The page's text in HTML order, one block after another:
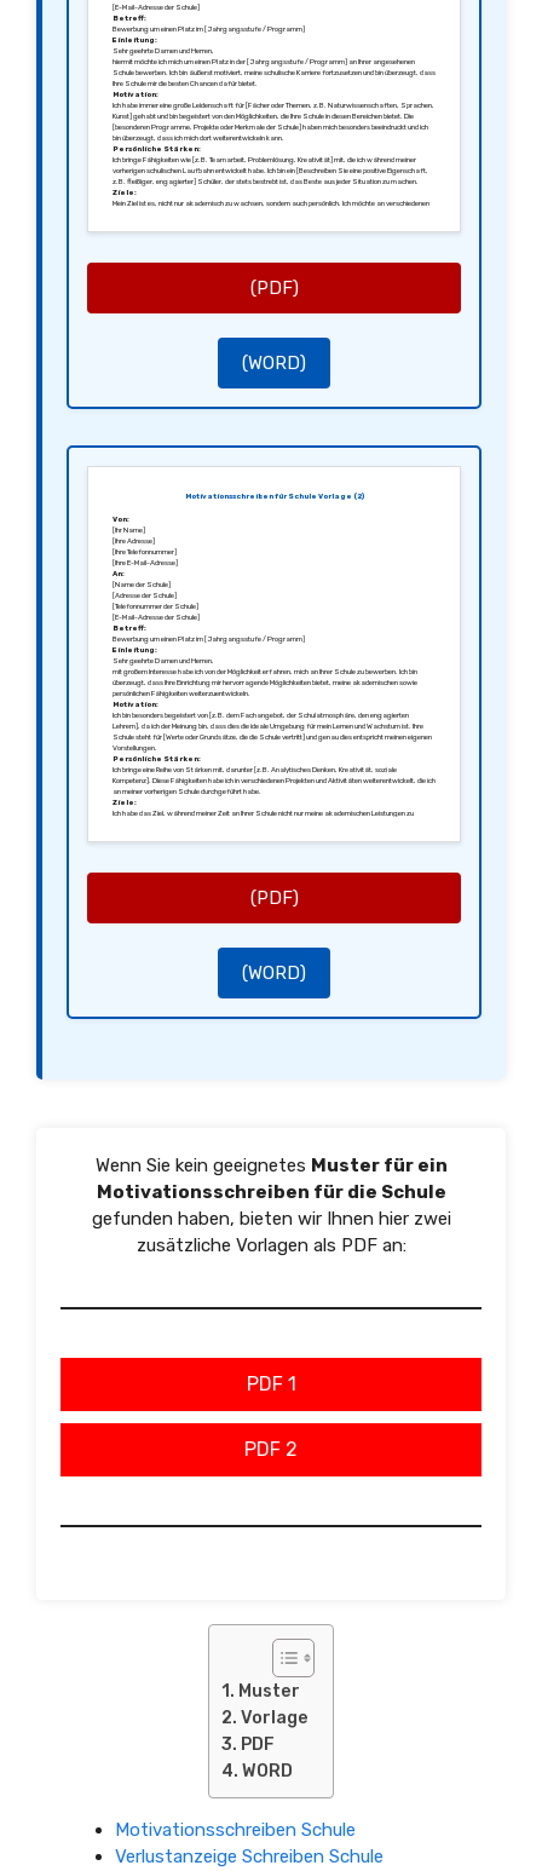
[E-Mail-Adresse der Schule]
Betreff:
Bewerbung um einen Platz im [Jahrgangsstufe / Programm]
Einleitung:
Sehr geehrte Damen und Herren,
hiermit möchte ich mich um einen Platz in der [Jahrgangsstufe / Programm] an Ihrer angesehenen
Schule bewerben. Ich bin äußerst motiviert, meine schulische Karriere fortzusetzen und bin überzeugt, dass
Ihre Schule mir die besten Chancen dafür bietet.
Motivation:
Ich habe immer eine große Leidenschaft für [Fächer oder Themen, z.B. Naturwissenschaften, Sprachen,
Kunst] gehabt und bin begeistert von den Möglichkeiten, die Ihre Schule in diesen Bereichen bietet. Die
[besonderen Programme, Projekte oder Merkmale der Schule] haben mich besonders beeindruckt und ich
bin überzeugt, dass ich mich dort weiterentwickeln kann.
Persönliche Stärken:
Ich bringe Fähigkeiten wie [z.B. Teamarbeit, Problemlösung, Kreativität] mit, die ich während meiner
vorherigen schulischen Laufbahn entwickelt habe. Ich bin ein [Beschreiben Sie eine positive Eigenschaft,
z.B. fleißiger, engagierter] Schüler, der stets bestrebt ist, das Beste aus jeder Situation zu machen.
Ziele:
Mein Ziel ist es, nicht nur akademisch zu wachsen, sondern auch persönlich. Ich möchte an verschiedenen
(PDF)
(WORD)
Motivationsschreiben für Schule Vorlage (2)
Von:
[Ihr Name]
[Ihre Adresse]
[Ihre Telefonnummer]
[Ihre E-Mail-Adresse]
An:
[Name der Schule]
[Adresse der Schule]
[Telefonnummer der Schule]
[E-Mail-Adresse der Schule]
Betreff:
Bewerbung um einen Platz im [Jahrgangsstufe / Programm]
Einleitung:
Sehr geehrte Damen und Herren,
mit großem Interesse habe ich von der Möglichkeit erfahren, mich an Ihrer Schule zu bewerben. Ich bin
überzeugt, dass Ihre Einrichtung mir hervorragende Möglichkeiten bietet, meine akademischen sowie
persönlichen Fähigkeiten weiterzuentwickeln.
Motivation:
Ich bin besonders begeistert von [z.B. dem Fachangebot, der Schulatmosphäre, den engagierten
Lehrern], da ich der Meinung bin, dass dies die ideale Umgebung für mein Lernen und Wachstum ist. Ihre
Schule steht für [Werte oder Grundsätze, die die Schule vertritt] und genau dies entspricht meinen eigenen
Vorstellungen.
Persönliche Stärken:
Ich bringe eine Reihe von Stärken mit, darunter [z.B. Analytisches Denken, Kreativität, soziale
Kompetenz]. Diese Fähigkeiten habe ich in verschiedenen Projekten und Aktivitäten weiterentwickelt, die ich
an meiner vorherigen Schule durchgeführt habe.
Ziele:
Ich habe das Ziel, während meiner Zeit an Ihrer Schule nicht nur meine akademischen Leistungen zu
[Ihr Name]
(PDF)
(WORD)
Wenn Sie kein geeignetes Muster für ein
Motivationsschreiben für die Schule
gefunden haben, bieten wir Ihnen hier zwei
zusätzliche Vorlagen als PDF an:
PDF 1
PDF 2
Muster
Vorlage
PDF
WORD
Motivationsschreiben Schule
Verlustanzeige Schreiben Schule